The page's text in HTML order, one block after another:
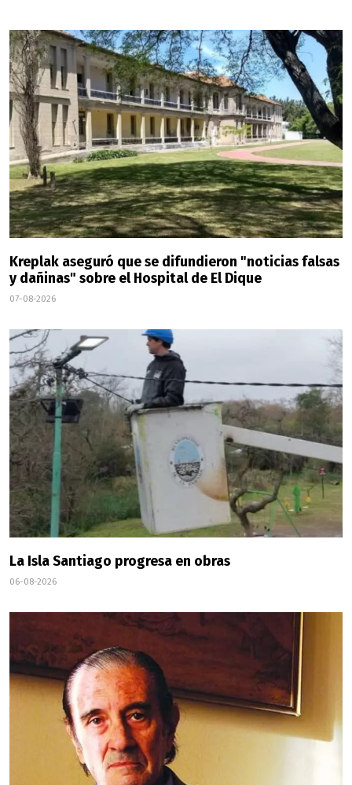
Kreplak aseguró que se difundieron "noticias falsas
y dañinas" sobre el Hospital de El Dique
07-08-2026
La Isla Santiago progresa en obras
06-08-2026